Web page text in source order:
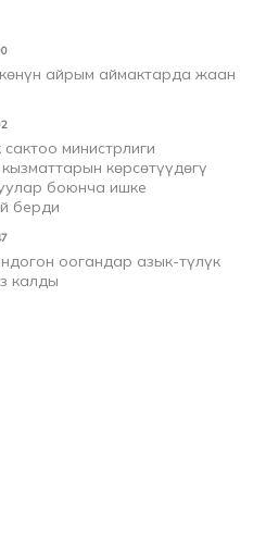
айрым аймактарда жаан
министрлиги
көрсөтүүдөгү
боюнча ишке
берди
оогандар азык-түлүк
калды